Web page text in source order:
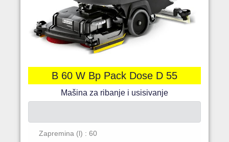
B 60 W Bp Pack Dose D 55
Mašina za ribanje i usisivanje
Zapremina (l) : 60